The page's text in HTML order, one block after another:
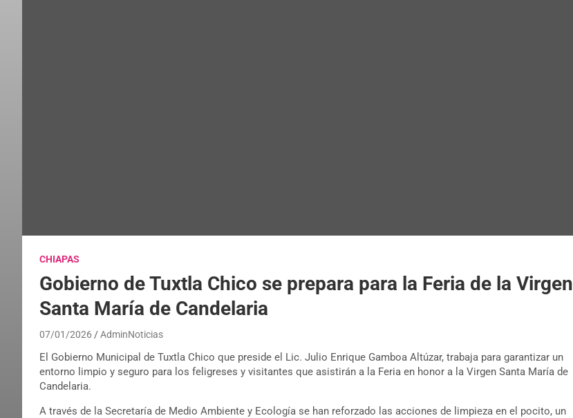
CHIAPAS
Gobierno de Tuxtla Chico se prepara para la Feria de la Virgen
Santa María de Candelaria
07/01/2026 AdminNoticias
El Gobierno Municipal de Tuxtla Chico que preside el Lic. Julio Enrique Gamboa Altúzar, trabaja para garantizar un
entorno limpio y seguro para los feligreses y visitantes que asistirán a la Feria en honor a la Virgen Santa María de
Candelaria.
A través de la Secretaría de Medio Ambiente y Ecología se han reforzado las acciones de limpieza en el pocito, un